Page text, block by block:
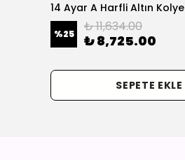
14 Ayar A Harfli Altın Kolye
%25 ₺ 11,634.00
₺ 8,725.00
SEPETE EKLE